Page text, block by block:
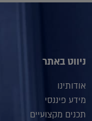
ניווט באתר
אודותינו
מידע פיננסי
תכנים מקצועיים